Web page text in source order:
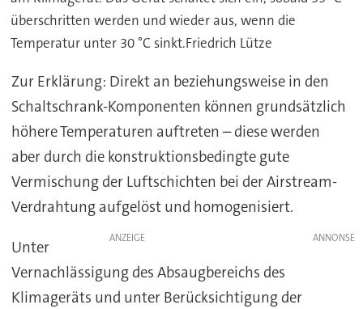
überschritten werden und wieder aus, wenn die
Temperatur unter 30 °C sinkt.Friedrich Lütze
Zur Erklärung: Direkt an beziehungsweise in den
Schaltschrank-Komponenten können grundsätzlich
höhere Temperaturen auftreten – diese werden
aber durch die konstruktionsbedingte gute
Vermischung der Luftschichten bei der Airstream-
Verdrahtung aufgelöst und homogenisiert.
ANZEIGE
Unter
Vernachlässigung des Absaugbereichs des
Klimageräts und unter Berücksichtigung der